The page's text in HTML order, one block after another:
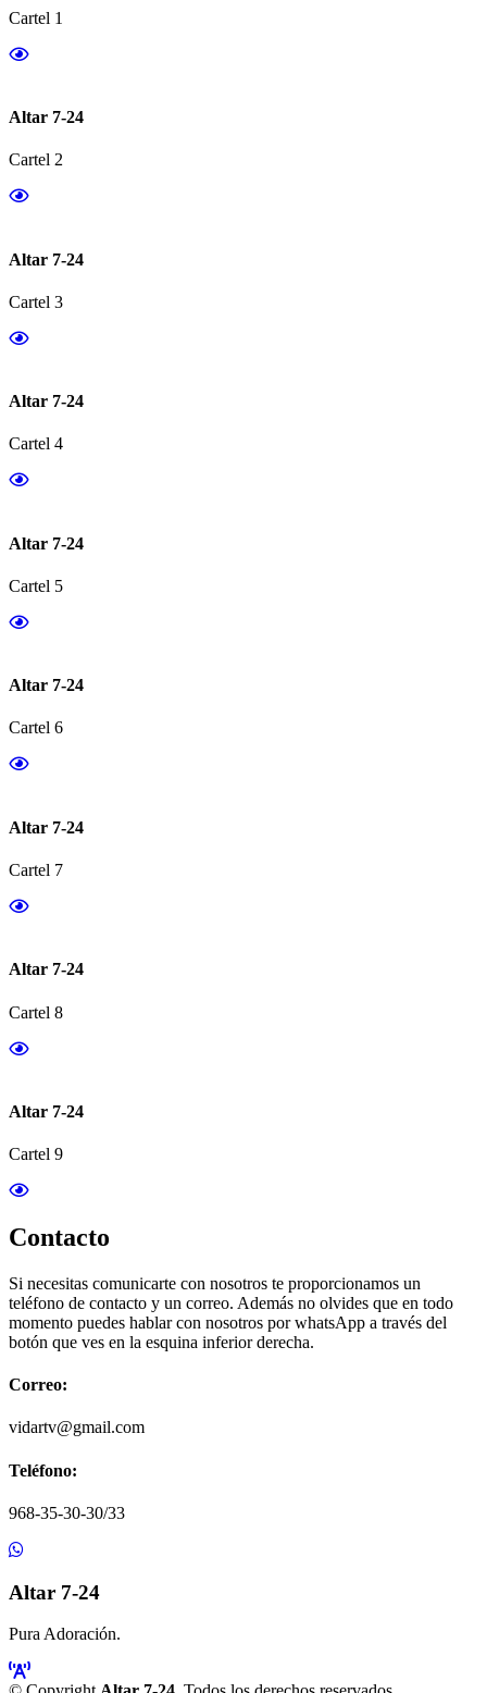
Cartel 1
Altar 7-24
Cartel 2
Altar 7-24
Cartel 3
Altar 7-24
Cartel 4
Altar 7-24
Cartel 5
Altar 7-24
Cartel 6
Altar 7-24
Cartel 7
Altar 7-24
Cartel 8
Altar 7-24
Cartel 9
Contacto
Si necesitas comunicarte con nosotros te proporcionamos un
teléfono de contacto y un correo. Además no olvides que en todo
momento puedes hablar con nosotros por whatsApp a través del
botón que ves en la esquina inferior derecha.
Correo:
vidartv@gmail.com
Teléfono:
968-35-30-30/33
Altar 7-24
Pura Adoración.